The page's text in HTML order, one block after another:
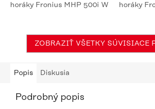
horáky Fronius MHP 500i W
horáky
ZOBRAZIŤ VŠETKY SÚVISIACE
Popis Diskusia
Podrobný popis